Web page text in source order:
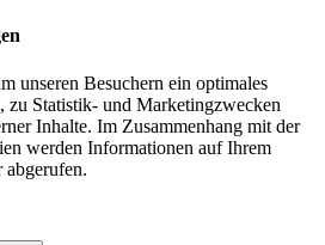
unseren Besuchern ein optimales
zu Statistik- und Marketingzwecken
Inhalte. Im Zusammenhang mit der
werden Informationen auf Ihrem
abgerufen.